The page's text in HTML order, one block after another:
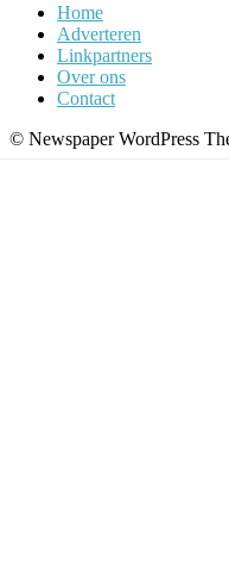
Home
Adverteren
Linkpartners
Over ons
Contact
© Newspaper WordPress